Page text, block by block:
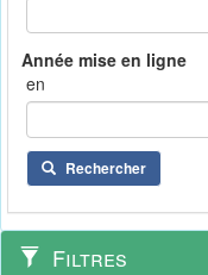
en
Rechercher
Filtres